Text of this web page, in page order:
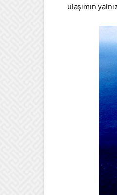
ulaşımın